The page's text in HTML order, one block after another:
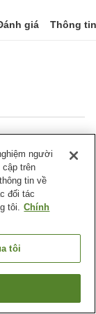
giá Thông
riêng
Ozu
người
trên
tin về
đối tác
tôi. Chính
tôi